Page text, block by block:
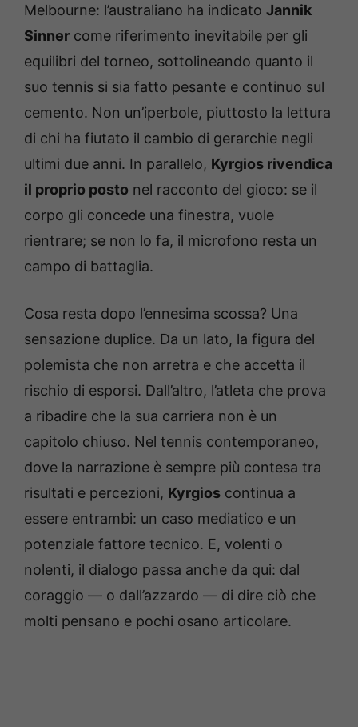
Melbourne: l’australiano ha indicato Jannik
Sinner come riferimento inevitabile per gli
equilibri del torneo, sottolineando quanto il
suo tennis si sia fatto pesante e continuo sul
cemento. Non un’iperbole, piuttosto la lettura
di chi ha fiutato il cambio di gerarchie negli
ultimi due anni. In parallelo, Kyrgios rivendica
il proprio posto nel racconto del gioco: se il
corpo gli concede una finestra, vuole
rientrare; se non lo fa, il microfono resta un
campo di battaglia.
Cosa resta dopo l’ennesima scossa? Una
sensazione duplice. Da un lato, la figura del
polemista che non arretra e che accetta il
rischio di esporsi. Dall’altro, l’atleta che prova
a ribadire che la sua carriera non è un
capitolo chiuso. Nel tennis contemporaneo,
dove la narrazione è sempre più contesa tra
risultati e percezioni, Kyrgios continua a
essere entrambi: un caso mediatico e un
potenziale fattore tecnico. E, volenti o
nolenti, il dialogo passa anche da qui: dal
coraggio — o dall’azzardo — di dire ciò che
molti pensano e pochi osano articolare.